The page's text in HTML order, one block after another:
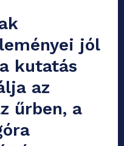
jól
kutatás
az
űrben, a